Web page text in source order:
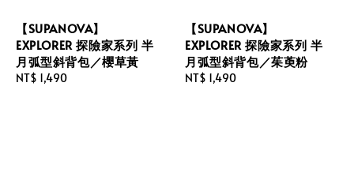
【SUPANOVA】
EXPLORER 探險家系列 半
月弧型斜背包／櫻草黃
Regular
NT$ 1,490
【SUPANOVA】
EXPLORER 探險家系列 半
月弧型斜背包／茱萸粉
Regular
NT$ 1,490